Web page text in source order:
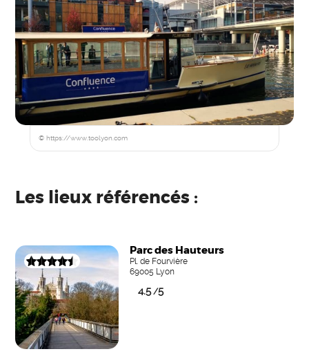
© https://www.toolyon.com
Les lieux référencés :
Parc des Hauteurs
Pl. de Fourvière
69005 Lyon
4.5/5